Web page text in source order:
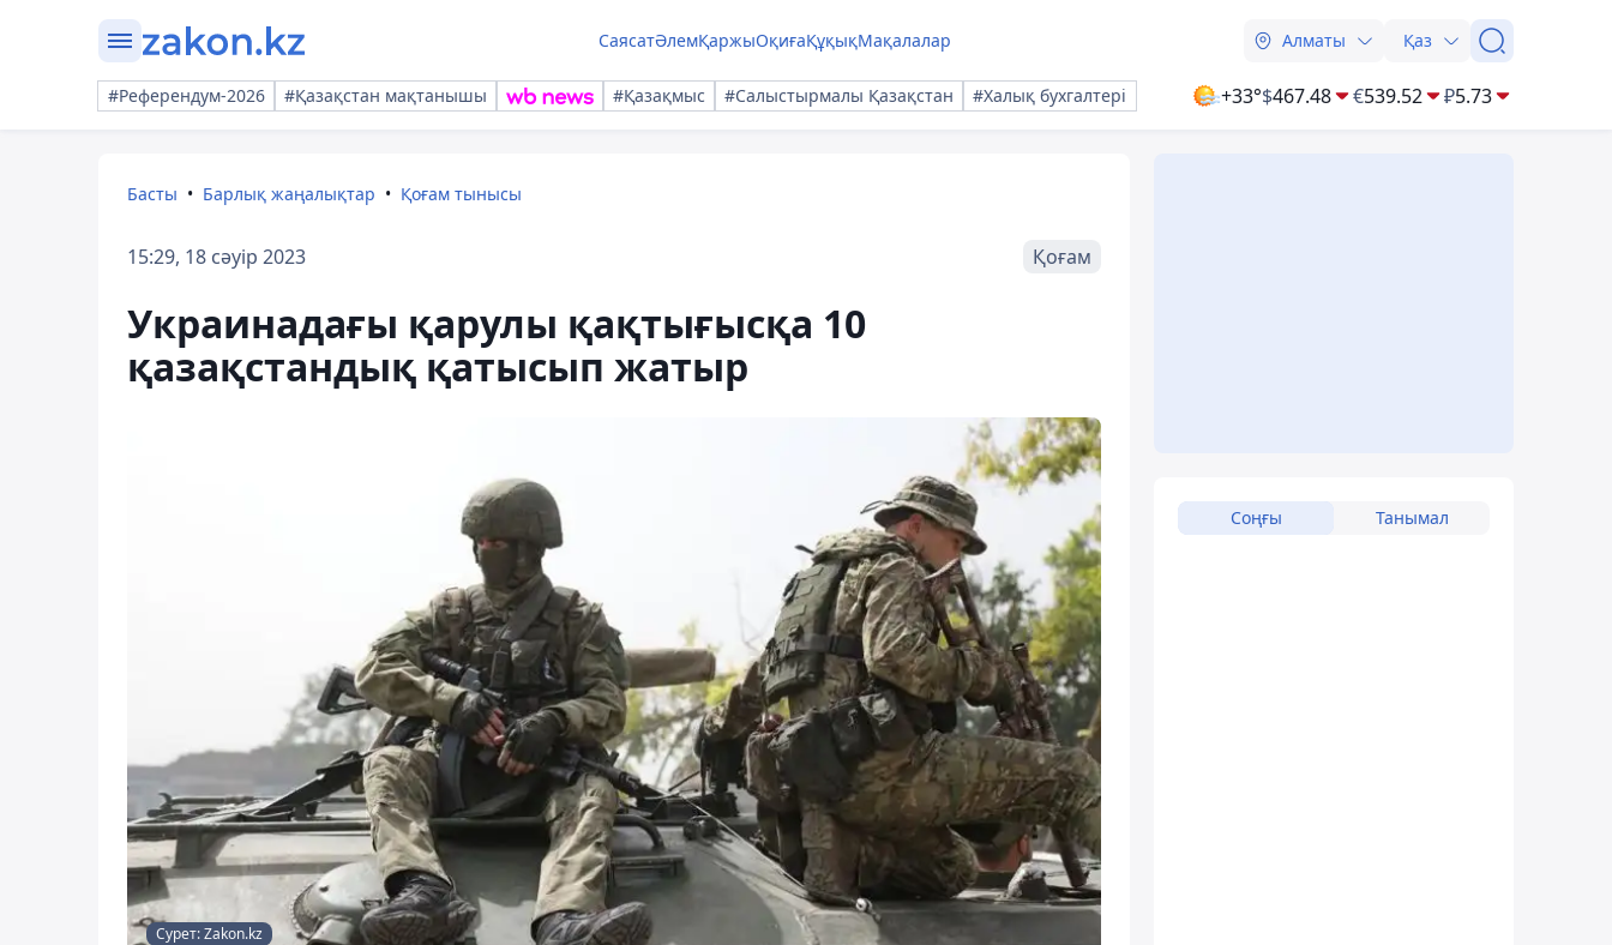
СаясатӘлемҚаржыОқиғаҚұқықМақалалар Алматы Қаз
#Референдум-2026 #Қазақстан мақтанышы #Қазақмыс #Салыстырмалы Қазақстан #Халық бухгалтері +33°$467.48 €539.52 ₽5.73
Басты Барлық жаңалықтар Қоғам тынысы
15:29, 18 сәуір 2023 Қоғам
Украинадағы қарулы қақтығысқа 10
қазақстандық қатысып жатыр
Сурет: Zakon.kz
Соңғы Танымал